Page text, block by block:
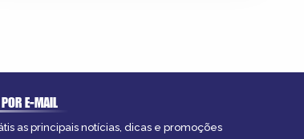
E-MAIL
as principais notícias, dicas e promoções